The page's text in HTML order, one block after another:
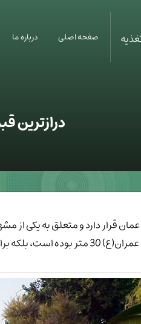
صفحه اصلی درباره ما
درازترین
در نظر گرفته‌اند.